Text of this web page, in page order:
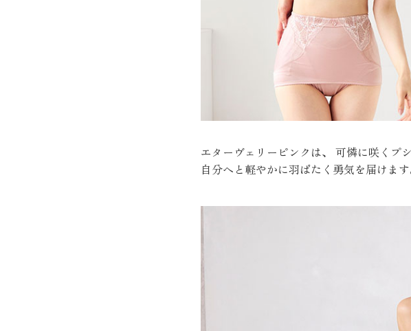
エターヴェリーピンクは、 可憐に咲くプ
自分へと軽やかに羽ばたく勇気を届けます